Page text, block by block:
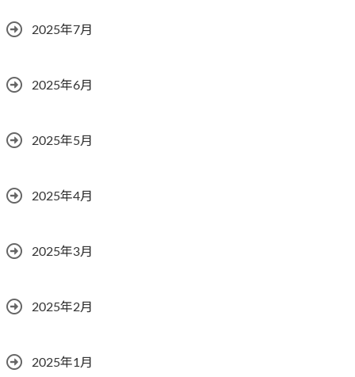
2025年7月
2025年6月
2025年5月
2025年4月
2025年3月
2025年2月
2025年1月